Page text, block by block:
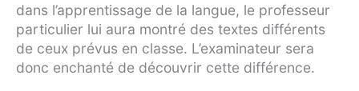
dans l’apprentissage de la langue, le professeur
particulier lui aura montré des textes différents
de ceux prévus en classe. L’examinateur sera
donc enchanté de découvrir cette différence.